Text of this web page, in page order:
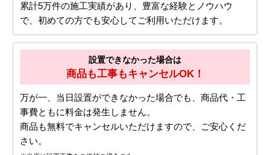
累計5万件の施工実績があり、豊富な経験とノウハウ
で、初めての方でも安心してご利用いただけます。
設置できなかった場合は
商品も工事もキャンセルOK！
万が一、当日設置ができなかった場合でも、商品代・工
事費ともに料金は発生しません。
商品も無料でキャンセルいただけますので、ご安心くだ
さい。